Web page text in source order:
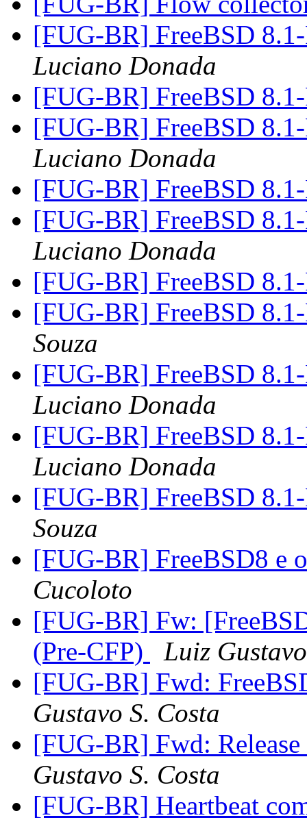
[FUG-BR] FreeBSD
Luciano Donada
[FUG-BR] FreeBSD
[FUG-BR] FreeBSD
Luciano Donada
[FUG-BR] FreeBSD
[FUG-BR] FreeBSD
Luciano Donada
[FUG-BR] FreeBSD
[FUG-BR] FreeBSD
Souza
[FUG-BR] FreeBSD
Luciano Donada
[FUG-BR] FreeBSD
Luciano Donada
[FUG-BR] FreeBSD
Souza
[FUG-BR] FreeBSD8 e
Cucoloto
[FUG-BR] Fw:
(Pre-CFP)
Luiz Gustavo
[FUG-BR] Fwd:
Gustavo S. Costa
[FUG-BR] Fwd:
Gustavo S. Costa
[FUG-BR] Heartbeat